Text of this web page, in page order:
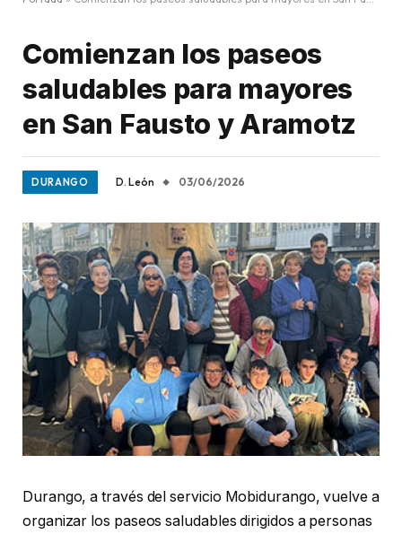
Comienzan los paseos
saludables para mayores
en San Fausto y Aramotz
DURANGO D. León 03/06/2026
Durango, a través del servicio Mobidurango, vuelve a
organizar los paseos saludables dirigidos a personas